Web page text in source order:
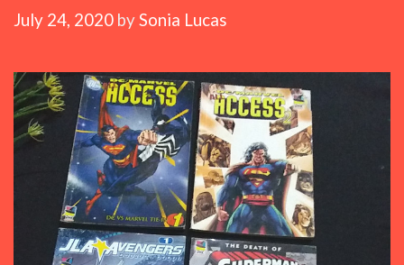
July 24, 2020 bySonia Lucas